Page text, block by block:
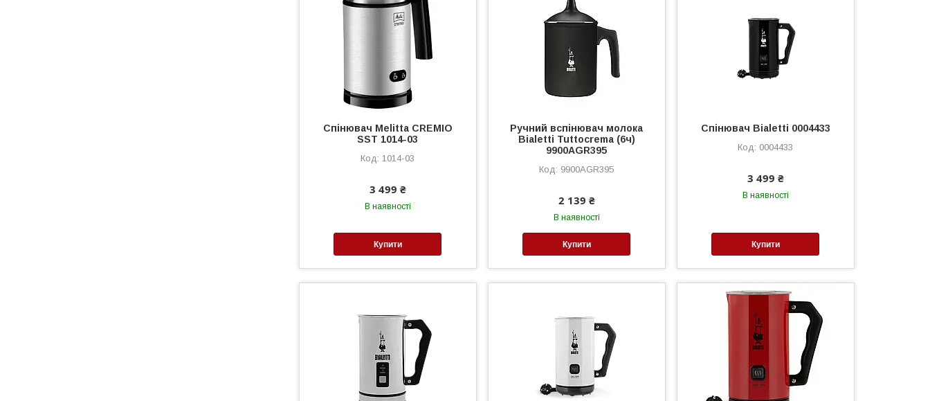
Спінювач Melitta CREMIO
SST 1014-03
1014-03
3 499 ₴
В наявності
Купити
Ручний вспінювач молока
Bialetti Tuttocrema (6ч)
9900AGR395
9900AGR395
2 139 ₴
В наявності
Купити
Спінювач Bialetti 0004433
0004433
3 499 ₴
В наявності
Купити